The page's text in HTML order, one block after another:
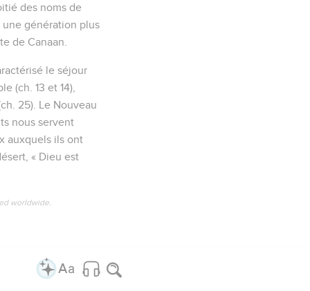
des noms de
une génération plus
de Canaan.
le séjour
(ch. 13 et 14),
25). Le Nouveau
nous servent
auxquels ils ont
« Dieu est
worldwide.